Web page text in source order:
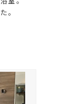
。